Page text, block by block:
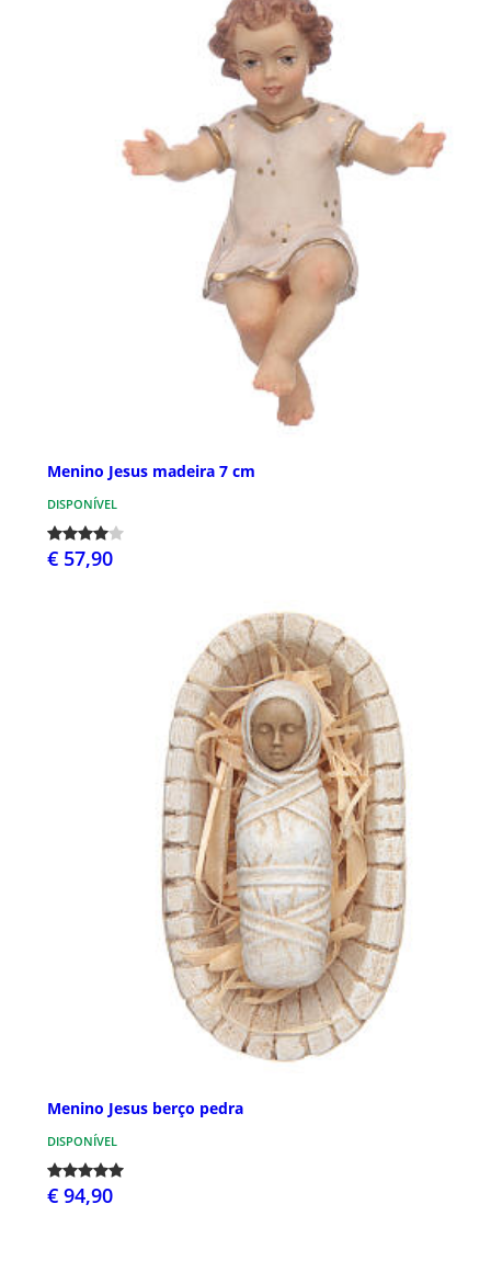
Menino Jesus madeira 7 cm
DISPONÍVEL
€ 57,90
Menino Jesus berço pedra
DISPONÍVEL
€ 94,90